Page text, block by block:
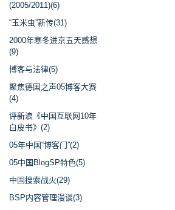
(2005/2011)(6)
“玉米虫”新传(31)
2000年寒冬进京五天感想
(9)
博客与法律(5)
聚焦德国之声05博客大赛
(4)
评新浪《中国互联网10年
白皮书》(2)
05年中国“博客门”(2)
05中国BlogSP特色(5)
中国搜索战火(29)
BSP内容管理漫谈(3)